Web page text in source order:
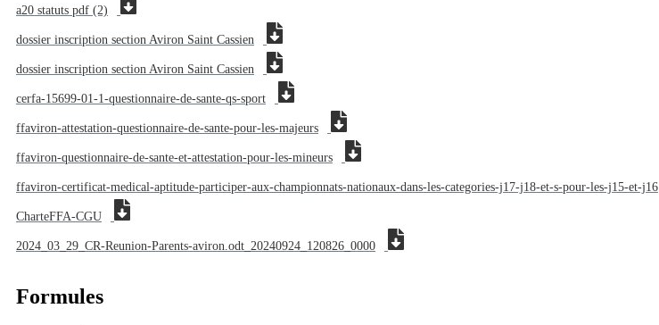
a20 statuts pdf (2)
dossier inscription section Aviron Saint Cassien
dossier inscription section Aviron Saint Cassien
cerfa-15699-01-1-questionnaire-de-sante-qs-sport
ffaviron-attestation-questionnaire-de-sante-pour-les-majeurs
ffaviron-questionnaire-de-sante-et-attestation-pour-les-mineurs
ffaviron-certificat-medical-aptitude-participer-aux-championnats-nationaux-dans-les-categories-j17-j18-et-s-pour-les-j15-et-j16
CharteFFA-CGU
2024_03_29_CR-Reunion-Parents-aviron.odt_20240924_120826_0000
Formules